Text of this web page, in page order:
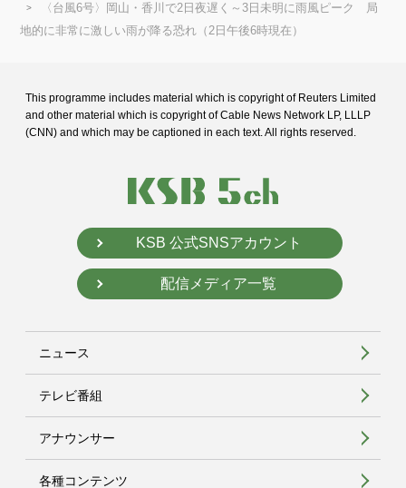
〈台風6号〉岡山・香川で2日夜遅く～3日未明に雨風ピーク 局
地的に非常に激しい雨が降る恐れ（2日午後6時現在）
This programme includes material which is copyright of Reuters Limited
and other material which is copyright of Cable News Network LP, LLLP
(CNN) and which may be captioned in each text. All rights reserved.
KSB 公式SNSアカウント
配信メディア一覧
ニュース
テレビ番組
アナウンサー
各種コンテンツ